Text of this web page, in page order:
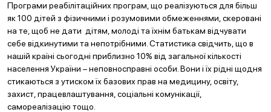
Програми реабілітаційних програм, що реалізуються для більш
як 100 дітей з фізичними і розумовими обмеженнями, скеровані
на те, щоб не дати дітям, молоді та їхнім батькам відчувати
себе відкинутими та непотрібними. Статистика свідчить, що в
нашій країні сьогодні приблизно 10% від загальної кількості
населення України – неповносправні особи. Вони і їх рідні щодня
стикаються з утиском їх базових прав на медицину, освіту,
захист, працевлаштування, соціальні комунікації,
самореалізацію тощо.